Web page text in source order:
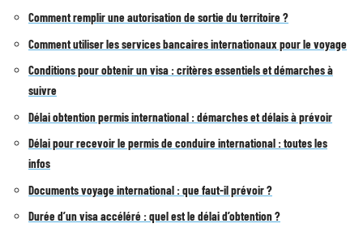
Comment remplir une autorisation de sortie du territoire ?
Comment utiliser les services bancaires internationaux pour le voyage
Conditions pour obtenir un visa : critères essentiels et démarches à
suivre
Délai obtention permis international : démarches et délais à prévoir
Délai pour recevoir le permis de conduire international : toutes les
infos
Documents voyage international : que faut-il prévoir ?
Durée d’un visa accéléré : quel est le délai d’obtention ?